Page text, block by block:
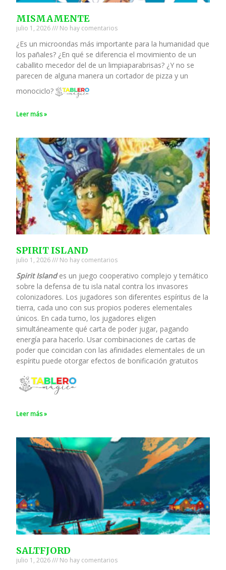
MISMAMENTE
julio 1, 2026 No hay comentarios
¿Es un microondas más importante para la humanidad que
los pañales? ¿En qué se diferencia el movimiento de un
caballito mecedor del de un limpiaparabrisas? ¿Y no se
parecen de alguna manera un cortador de pizza y un
monociclo?
Leer más »
SPIRIT ISLAND
julio 1, 2026 No hay comentarios
Spirit Islandes un juego cooperativo complejo y temático
sobre la defensa de tu isla natal contra los invasores
colonizadores. Los jugadores son diferentes espíritus de la
tierra, cada uno con sus propios poderes elementales
únicos. En cada turno, los jugadores eligen
simultáneamente qué carta de poder jugar, pagando
energía para hacerlo. Usar combinaciones de cartas de
poder que coincidan con las afinidades elementales de un
espíritu puede otorgar efectos de bonificación gratuitos
Leer más »
SALTFJORD
julio 1, 2026 No hay comentarios